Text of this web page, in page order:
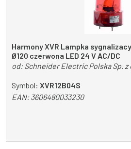
Harmony XVR Lampka
Ø120 czerwona LED 24 V AC/DC
od:Schneider Electric Polska Sp. z
Symbol: XVR12B04S
EAN:3606480033230